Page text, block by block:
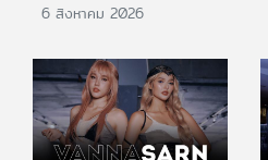
6 สิงหาคม 2026